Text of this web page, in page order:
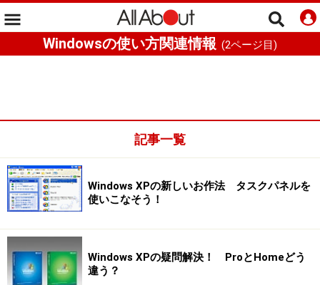
Windowsの使い方関連情報 (2ページ目)
記事一覧
Windows XPの新しいお作法 タスクパネルを
使いこなそう！
Windows XPの疑問解決！ ProとHomeどう
違う？